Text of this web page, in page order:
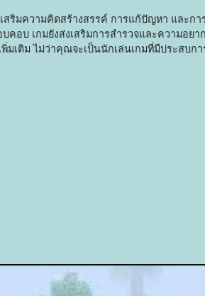
สริมความคิดสร้างสรรค์ การแก้ปัญหา และ
อบ เกมยังส่งเสริมการสำรวจและความอย
มเติม ไม่ว่าคุณจะเป็นนักเล่นเกมที่มีประสบ